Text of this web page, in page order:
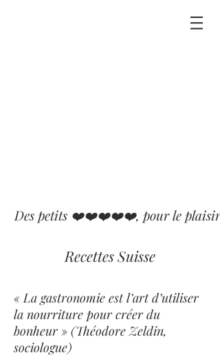
Des petits ❤️❤️❤️❤️❤️, pour le plaisir
Recettes Suisse
« La gastronomie est l’art d’utiliser
la nourriture pour créer du
bonheur » (Théodore Zeldin,
sociologue)